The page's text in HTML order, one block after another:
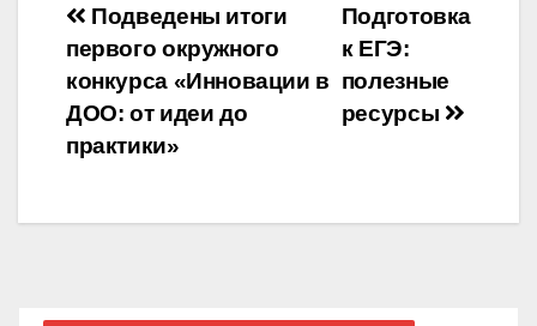
Навигация
по
записям
Подготовка
к ЕГЭ:
полезные
ресурсы
Подведены итоги
первого окружного
конкурса «Инновации в
ДОО: от идеи до
практики»